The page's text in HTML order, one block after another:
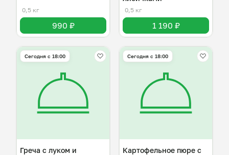
0,5 кг
990 ₽
0,5 кг
1 190 ₽
Сегодня с 18:00
Греча с луком и
Сегодня с 18:00
Картофельное пюре с